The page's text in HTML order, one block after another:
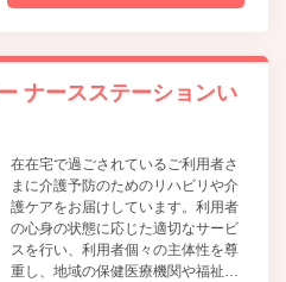
ナースステーションい
在在宅で過ごされているご利用者さ
まに介護予防のためのリハビリや介
護ケアをお届けしています。利用者
の心身の状態に応じた適切なサービ
スを行い、利用者個々の主体性を尊
重し、地域の保健医療機関や福祉と